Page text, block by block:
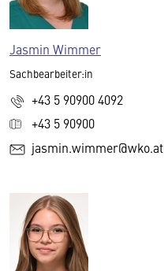
Jasmin Wimmer
Sachbearbeiter:in
+43 5 90900 4092
+43 5 90900
jasmin.wimmer@wko.at